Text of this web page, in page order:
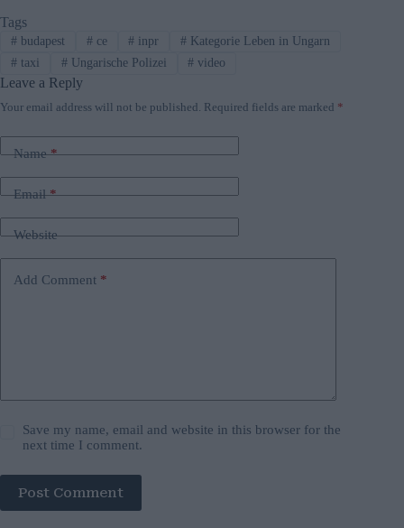
Tags
#budapest #ce # inpr # Kategorie Leben in Ungarn
#taxi #Ungarische Polizei # video
Leave a Reply
Your email address will not be published. Required fields are marked *
Name*
Email*
Website
Add Comment *
Save my name, email and website in this browser for the
next time I comment.
Post Comment